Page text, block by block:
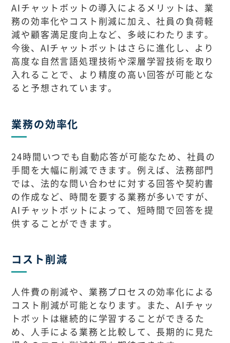
AIチャットボットの導入によるメリットは、業
務の効率化やコスト削減に加え、社員の負荷軽
減や顧客満足度向上など、多岐にわたります。
今後、AIチャットボットはさらに進化し、より
高度な自然言語処理技術や深層学習技術を取り
入れることで、より精度の高い回答が可能とな
ると予想されています。
業務の効率化
24時間いつでも自動応答が可能なため、社員の
手間を大幅に削減できます。例えば、法務部門
では、法的な問い合わせに対する回答や契約書
の作成など、時間を要する業務が多いですが、
AIチャットボットによって、短時間で回答を提
供することができます。
コスト削減
人件費の削減や、業務プロセスの効率化による
コスト削減が可能となります。また、AIチャッ
トボットは継続的に学習することができるた
め、人手による業務と比較して、長期的に見た